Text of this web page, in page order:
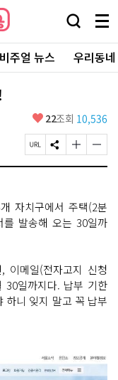
검
창
열
기
메
뉴
전
체
보
비주얼 뉴스 우리동
좋
요
22조회 10,536
페
이
L
복
S
N
유
하
기
글
자
게
변
글
자
게
변
자치구에서 주택(2분
발송해 오는 30일까
이메일(전자고지 신청
30일까지다. 납부 기한
하니 잊지 말고 꼭 납부